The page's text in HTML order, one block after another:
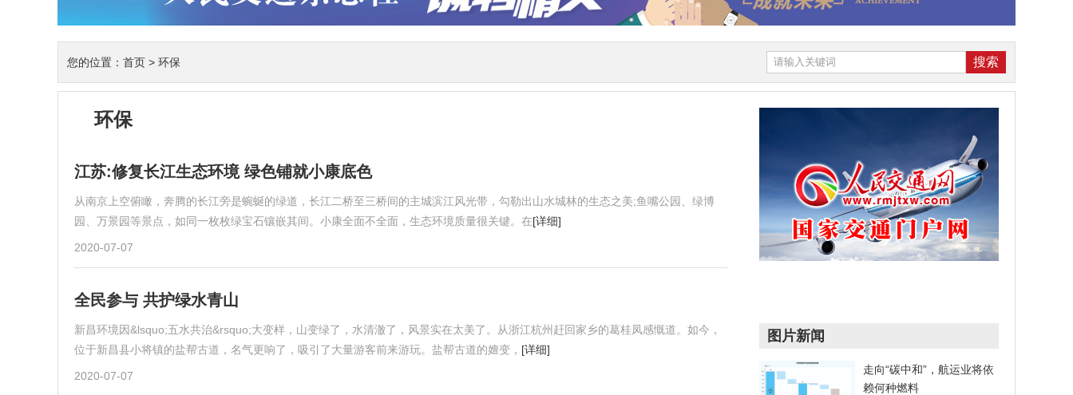
您的位置： 首页 > 环保
环保
江苏:修复长江生态环境 绿色铺就小康底色
从南京上空俯瞰，奔腾的长江旁是蜿蜒的绿道，长江二桥至三桥间的主城滨江风光带，勾勒出山水城林的生态之美;鱼嘴公园、绿博
园、万景园等景点，如同一枚枚绿宝石镶嵌其间。小康全面不全面，生态环境质量很关键。在[详细]
2020-07-07
全民参与 共护绿水青山
新昌环境因&lsquo;五水共治&rsquo;大变样，山变绿了，水清澈了，风景实在太美了。从浙江杭州赶回家乡的葛桂凤感慨道。如今，
位于新昌县小将镇的盐帮古道，名气更响了，吸引了大量游客前来游玩。盐帮古道的嬗变， [详细]
2020-07-07
图片新闻
走向“碳中和”，航运业将依
赖何种燃料